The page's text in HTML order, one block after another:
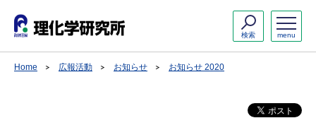
menu
検索
Home 広報活動 お知らせ お知らせ 2020